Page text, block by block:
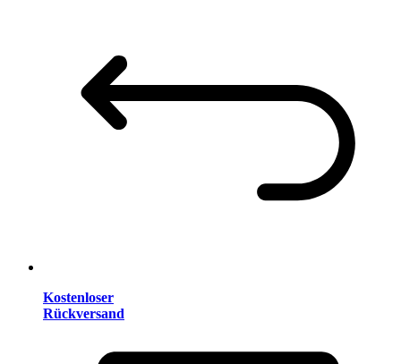
Kostenloser
Rückversand